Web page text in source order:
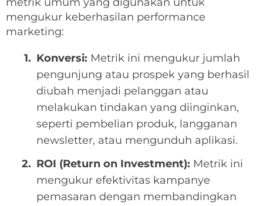
mengukur keberhasilan performance
marketing:
Konversi: Metrik ini mengukur jumlah
pengunjung atau prospek yang berhasil
diubah menjadi pelanggan atau
melakukan tindakan yang diinginkan,
seperti pembelian produk, langganan
newsletter, atau mengunduh aplikasi.
ROI (Return on Investment): Metrik ini
mengukur efektivitas kampanye
pemasaran dengan membandingkan